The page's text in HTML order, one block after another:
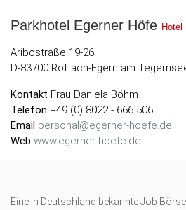
Parkhotel Egerner Höfe Hotel
Aribostraße 19-26
D-83700 Rottach-Egern am
Kontakt Frau Daniela Böhm
Telefon +49 (0) 8022 - 666 506
Email personal@egerner-hoefe.de
Web www.egerner-hoefe.de
Eine in Deutschland bekannte Job